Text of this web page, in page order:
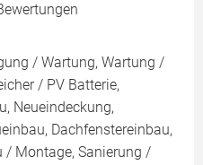
/ Wartung, Wartung /
/ PV Batterie,
Neueindeckung,
Dachfenstereinbau,
/ Montage, Sanierung /